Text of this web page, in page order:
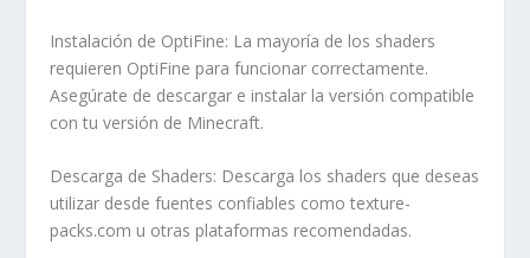
Instalación de OptiFine: La mayoría de los shaders
requieren OptiFine para funcionar correctamente.
Asegúrate de descargar e instalar la versión compatible
con tu versión de Minecraft.
Descarga de Shaders: Descarga los shaders que deseas
utilizar desde fuentes confiables como texture-
packs.com u otras plataformas recomendadas.